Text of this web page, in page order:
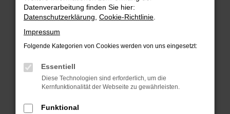
Überprüfe deine Firewall und deine
Internetverbindung.
Laden andere Webseiten, zum Beispiel deine
Manche Erweiterungen, wie Werbeblocker,
können das Laden bestimmter Seiten
verhindern. Funktioniert die Seite in einem
Fenster?
Datenverarbeitung finden Sie hier:
Datenschutzerklärung Cookie-Richtlinie
Impressum
Folgende Kategorien von Cookies werden von uns eingesetzt:
Essentiell
Diese Technologien sind erforderlich, um die
Kernfunktionalität der Webseite zu gewährleisten.
Funktional